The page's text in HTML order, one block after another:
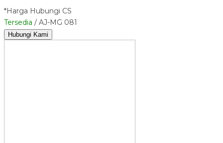
*Harga Hubungi CS
Tersedia / AJ-MG 081
Hubungi Kami